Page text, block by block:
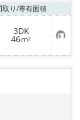
取り/専有面積
3DK
46m² お
気
に
り